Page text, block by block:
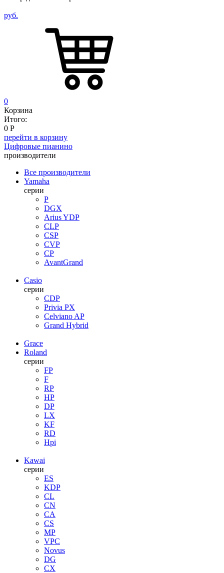
руб.
0
Корзина
Итого:
0 Р
перейти в корзину
Цифровые пианино
производители
Все производители
Yamaha
серии
P
DGX
Arius YDP
CLP
CSP
CVP
CP
AvantGrand
Casio
серии
CDP
Privia PX
Celviano AP
Grand Hybrid
Grace
Roland
серии
FP
F
RP
HP
DP
LX
KF
RD
Hpi
Kawai
серии
ES
KDP
CL
CN
CA
CS
MP
VPC
Novus
DG
CX